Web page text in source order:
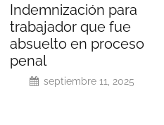
Indemnización para
trabajador que fue
absuelto en proceso
penal
septiembre 11, 2025